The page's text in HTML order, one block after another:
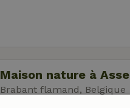
Maison nature à Asse
Brabant flamand, Belgique